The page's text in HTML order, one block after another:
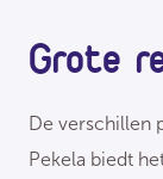
Grote
De verschillen
Pekela biedt